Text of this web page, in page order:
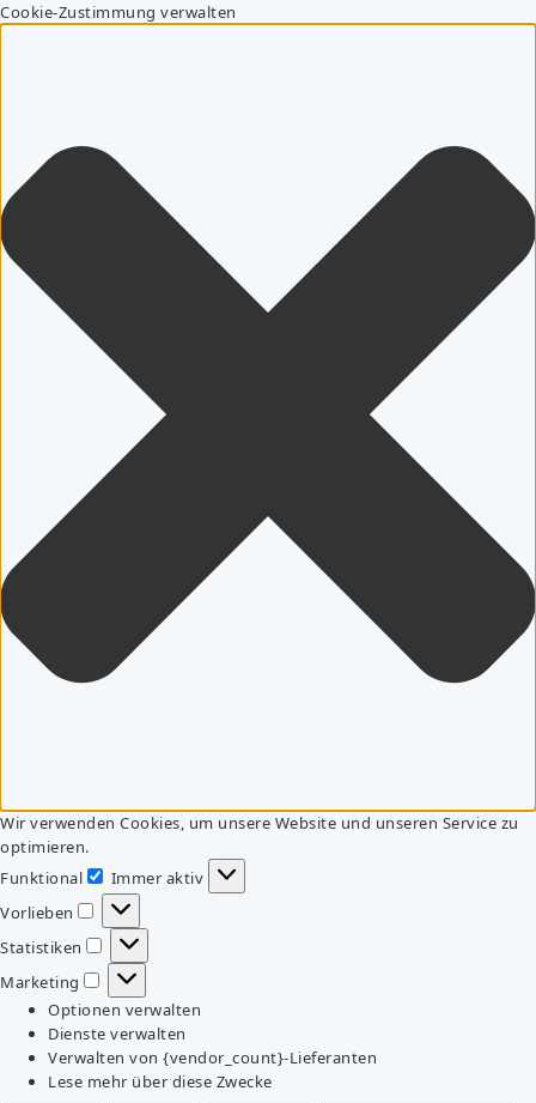
Cookie-Zustimmung verwalten
Wir verwenden Cookies, um unsere Website und unseren Service zu
optimieren.
Funktional
Funktional
Immer aktiv
Vorlieben
Vorlieben
Statistiken
Statistiken
Marketing
Marketing
Optionen verwalten
Dienste verwalten
Verwalten von {vendor_count}-Lieferanten
Lese mehr über diese Zwecke